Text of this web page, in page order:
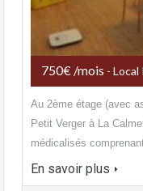
750€ /mois -
Au 2ème étage (avec
Petit Verger à La
médicalisés
En savoir plus